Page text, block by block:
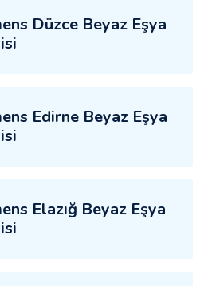
Düzce Beyaz Eşya
Edirne Beyaz Eşya
Elazığ Beyaz Eşya